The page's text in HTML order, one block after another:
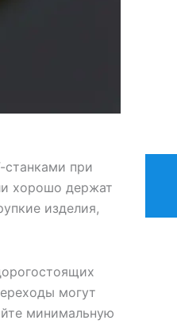
при
хорошо держат
изделия,
могут
минимальную